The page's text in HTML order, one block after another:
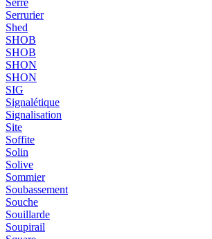
Serre
Serrurier
Shed
SHOB
SHOB
SHON
SHON
SIG
Signalétique
Signalisation
Site
Soffite
Solin
Solive
Sommier
Soubassement
Souche
Souillarde
Soupirail